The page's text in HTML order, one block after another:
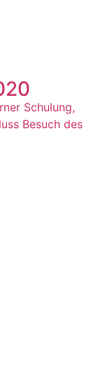
Schulung,
Besuch des